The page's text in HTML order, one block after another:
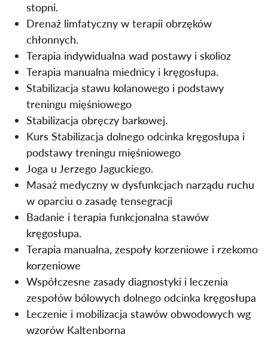
stopni.
Drenaż limfatyczny w terapii obrzęków
chłonnych.
Terapia indywidualna wad postawy i skolioz
Terapia manualna miednicy i kręgosłupa.
Stabilizacja stawu kolanowego i podstawy
treningu mięśniowego
Stabilizacja obręczy barkowej.
Kurs Stabilizacja dolnego odcinka kręgosłupa i
podstawy treningu mięśniowego
Joga u Jerzego Jaguckiego.
Masaż medyczny w dysfunkcjach narządu ruchu
w oparciu o zasadę tensegracji
Badanie i terapia funkcjonalna stawów
kręgosłupa.
Terapia manualna, zespoły korzeniowe i rzekomo
korzeniowe
Współczesne zasady diagnostyki i leczenia
zespołów bólowych dolnego odcinka kręgosłupa
Leczenie i mobilizacja stawów obwodowych wg
wzorów Kaltenborna